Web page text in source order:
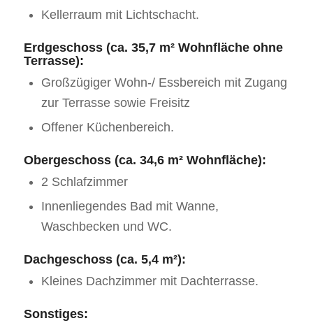
Kellerraum mit Lichtschacht.
Erdgeschoss (ca. 35,7 m² Wohnfläche ohne
Terrasse):
Großzügiger Wohn-/ Essbereich mit Zugang
zur Terrasse sowie Freisitz
Offener Küchenbereich.
Obergeschoss (ca. 34,6 m² Wohnfläche):
2 Schlafzimmer
Innenliegendes Bad mit Wanne,
Waschbecken und WC.
Dachgeschoss (ca. 5,4 m²):
Kleines Dachzimmer mit Dachterrasse.
Sonstiges: